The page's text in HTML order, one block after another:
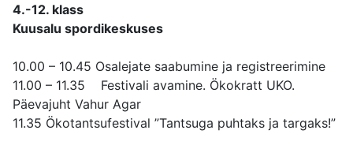
4.-12. klass
Kuusalu spordikeskuses
10.00 – 10.45 Osalejate saabumine ja registreerimine
11.00 – 11.35 Festivali avamine. Ökokratt UKO.
Päevajuht Vahur Agar
11.35 Ökotantsufestival ”Tantsuga puhtaks ja targaks!”